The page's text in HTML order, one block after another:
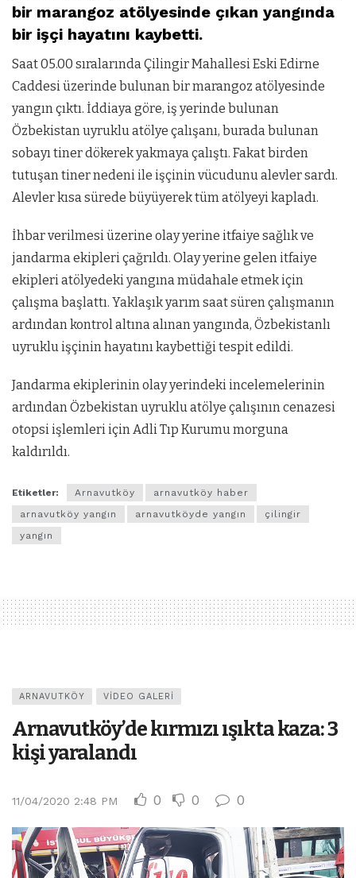
bir marangoz atölyesinde çıkan yangında
bir işçi hayatını kaybetti.
Saat 05.00 sıralarında Çilingir Mahallesi Eski Edirne
Caddesi üzerinde bulunan bir marangoz atölyesinde
yangın çıktı. İddiaya göre, iş yerinde bulunan
Özbekistan uyruklu atölye çalışanı, burada bulunan
sobayı tiner dökerek yakmaya çalıştı. Fakat birden
tutuşan tiner nedeni ile işçinin vücudunu alevler sardı.
Alevler kısa sürede büyüyerek tüm atölyeyi kapladı.
İhbar verilmesi üzerine olay yerine itfaiye sağlık ve
jandarma ekipleri çağrıldı. Olay yerine gelen itfaiye
ekipleri atölyedeki yangına müdahale etmek için
çalışma başlattı. Yaklaşık yarım saat süren çalışmanın
ardından kontrol altına alınan yangında, Özbekistanlı
uyruklu işçinin hayatını kaybettiği tespit edildi.
Jandarma ekiplerinin olay yerindeki incelemelerinin
ardından Özbekistan uyruklu atölye çalışının cenazesi
otopsi işlemleri için Adli Tıp Kurumu morguna
kaldırıldı.
Etiketler: Arnavutköy
arnavutköy haber
arnavutköy yangın
arnavutköyde yangın
çilingir
yangın
ARNAVUTKÖY VIDEO GALERI
Arnavutköy’de kırmızı ışıkta kaza: 3
kişi yaralandı
11/04/2020 2:48 PM 0 0 0